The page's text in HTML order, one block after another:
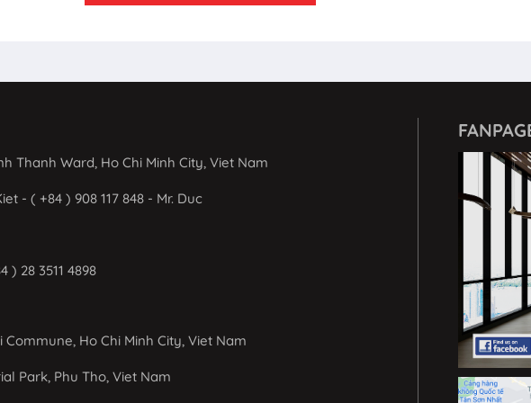
Thanh Ward, Ho Chi Minh City, Viet Nam
- ( +84 ) 908 117 848 - Mr. Duc
) 28 3511 4898
Commune, Ho Chi Minh City, Viet Nam
Park, Phu Tho, Viet Nam